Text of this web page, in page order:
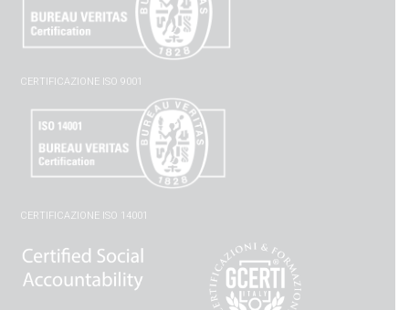
CERTIFICAZIONE ISO 9001
CERTIFICAZIONE ISO 14001